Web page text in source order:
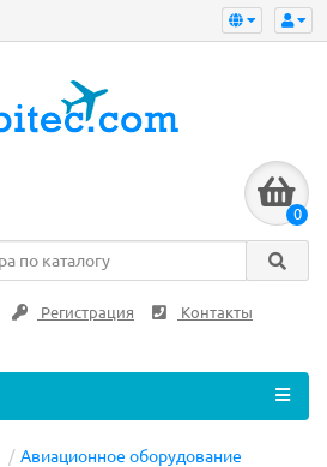
0
Регистрация
Контакты
Авиационное оборудование